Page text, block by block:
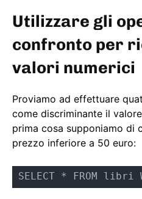
Utilizzare gli
confronto per
valori numerici
Proviamo ad effettuare
come discriminante il
prima cosa supponiamo di
prezzo inferiore a 50 euro:
SELECT * FROM libri